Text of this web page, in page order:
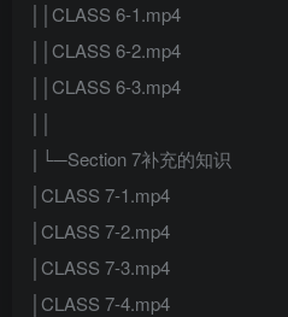
││CLASS 6-1.mp4
││CLASS 6-2.mp4
││CLASS 6-3.mp4
│└─Section 7补充的知识
│CLASS 7-1.mp4
│CLASS 7-2.mp4
│CLASS 7-3.mp4
│CLASS 7-4.mp4